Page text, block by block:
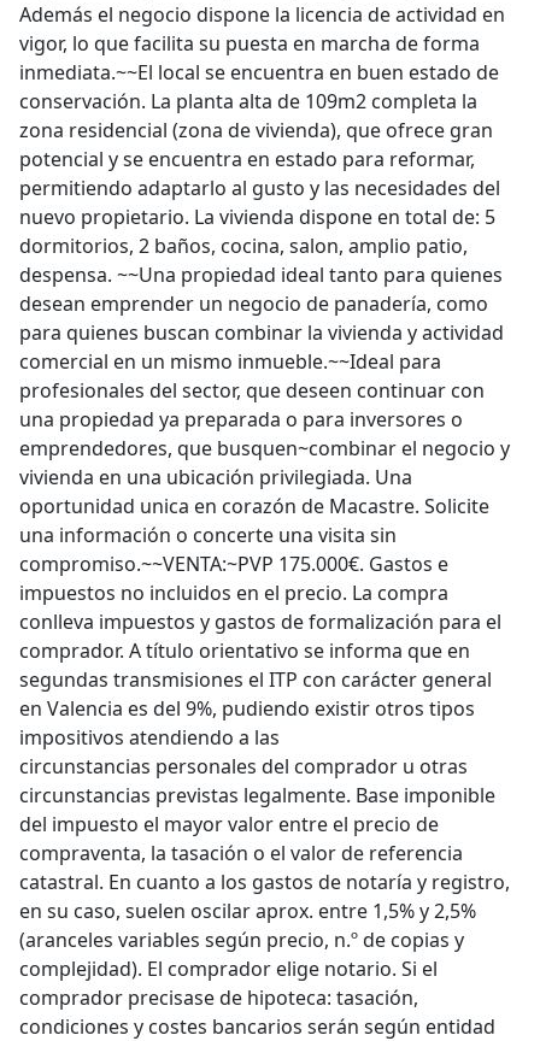
Además el negocio dispone la licencia de actividad en
vigor, lo que facilita su puesta en marcha de forma
inmediata.~~El local se encuentra en buen estado de
conservación. La planta alta de 109m2 completa la
zona residencial (zona de vivienda), que ofrece gran
potencial y se encuentra en estado para reformar,
permitiendo adaptarlo al gusto y las necesidades del
nuevo propietario. La vivienda dispone en total de: 5
dormitorios, 2 baños, cocina, salon, amplio patio,
despensa. ~~Una propiedad ideal tanto para quienes
desean emprender un negocio de panadería, como
para quienes buscan combinar la vivienda y actividad
comercial en un mismo inmueble.~~Ideal para
profesionales del sector, que deseen continuar con
una propiedad ya preparada o para inversores o
emprendedores, que busquen~combinar el negocio y
vivienda en una ubicación privilegiada. Una
oportunidad unica en corazón de Macastre. Solicite
una información o concerte una visita sin
compromiso.~~VENTA:~PVP 175.000€. Gastos e
impuestos no incluidos en el precio. La compra
conlleva impuestos y gastos de formalización para el
comprador. A título orientativo se informa que en
segundas transmisiones el ITP con carácter general
en Valencia es del 9%, pudiendo existir otros tipos
impositivos atendiendo a las
circunstancias personales del comprador u otras
circunstancias previstas legalmente. Base imponible
del impuesto el mayor valor entre el precio de
compraventa, la tasación o el valor de referencia
catastral. En cuanto a los gastos de notaría y registro,
en su caso, suelen oscilar aprox. entre 1,5% y 2,5%
(aranceles variables según precio, n.º de copias y
complejidad). El comprador elige notario. Si el
comprador precisase de hipoteca: tasación,
condiciones y costes bancarios serán según entidad